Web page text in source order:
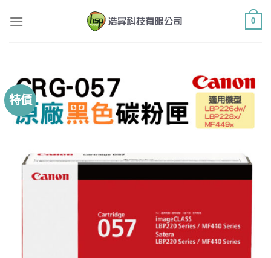
0
特價